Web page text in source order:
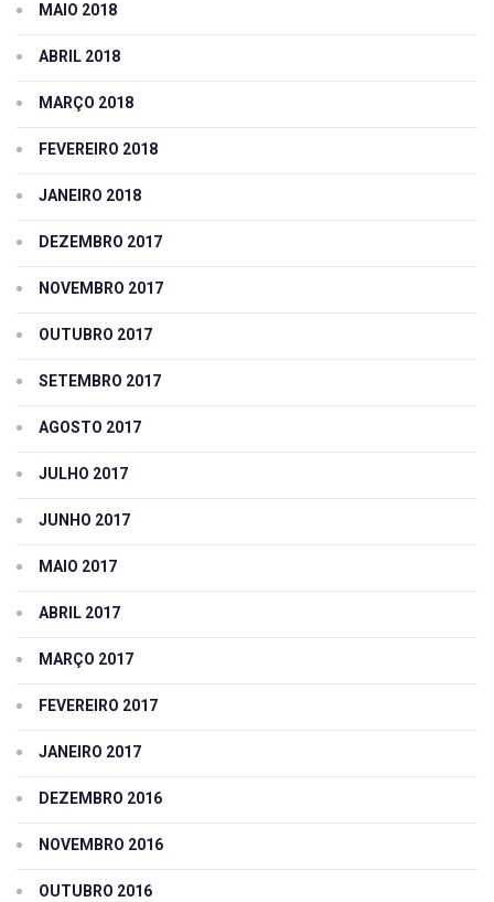
MAIO 2018
ABRIL 2018
MARÇO 2018
FEVEREIRO 2018
JANEIRO 2018
DEZEMBRO 2017
NOVEMBRO 2017
OUTUBRO 2017
SETEMBRO 2017
AGOSTO 2017
JULHO 2017
JUNHO 2017
MAIO 2017
ABRIL 2017
MARÇO 2017
FEVEREIRO 2017
JANEIRO 2017
DEZEMBRO 2016
NOVEMBRO 2016
OUTUBRO 2016